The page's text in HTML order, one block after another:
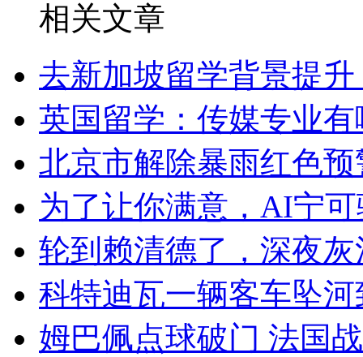
相关文章
去新加坡留学背景提
英国留学：传媒专业
北京市解除暴雨红色预
为了让你满意，AI宁
轮到赖清德了，深夜灰
科特迪瓦一辆客车坠河
姆巴佩点球破门 法国